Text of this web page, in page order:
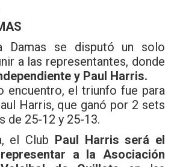
Damas se disputó un solo
a las representantes, donde
y Paul Harris.
encuentro, el triunfo fue para
Harris, que ganó por 2 sets
de 25-12 y 25-13.
el Club Paul Harris será el
a la Asociación